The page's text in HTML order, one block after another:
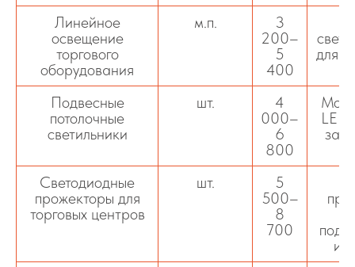
Линейное
освещение
торгового
оборудования
м.п.
3
200–
5
400
для
Подвесные
потолочные
светильники
шт.
4
000–
6
800
Светодиодные
прожекторы для
торговых центров
шт.
5
500–
8
700
и